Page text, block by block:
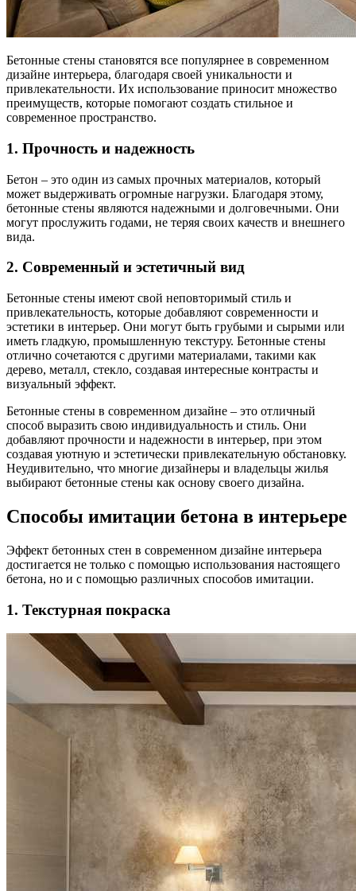
Бетонные стены становятся все популярнее в современном
дизайне интерьера, благодаря своей уникальности и
привлекательности. Их использование приносит множество
преимуществ, которые помогают создать стильное и
современное пространство.
1. Прочность и надежность
Бетон – это один из самых прочных материалов, который
может выдерживать огромные нагрузки. Благодаря этому,
бетонные стены являются надежными и долговечными. Они
могут прослужить годами, не теряя своих качеств и внешнего
вида.
2. Современный и эстетичный вид
Бетонные стены имеют свой неповторимый стиль и
привлекательность, которые добавляют современности и
эстетики в интерьер. Они могут быть грубыми и сырыми или
иметь гладкую, промышленную текстуру. Бетонные стены
отлично сочетаются с другими материалами, такими как
дерево, металл, стекло, создавая интересные контрасты и
визуальный эффект.
Бетонные стены в современном дизайне – это отличный
способ выразить свою индивидуальность и стиль. Они
добавляют прочности и надежности в интерьер, при этом
создавая уютную и эстетически привлекательную обстановку.
Неудивительно, что многие дизайнеры и владельцы жилья
выбирают бетонные стены как основу своего дизайна.
Способы имитации бетона в интерьере
Эффект бетонных стен в современном дизайне интерьера
достигается не только с помощью использования настоящего
бетона, но и с помощью различных способов имитации.
1. Текстурная покраска